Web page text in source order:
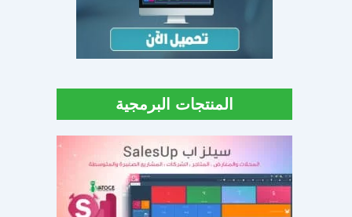
المنتجات البرمجية